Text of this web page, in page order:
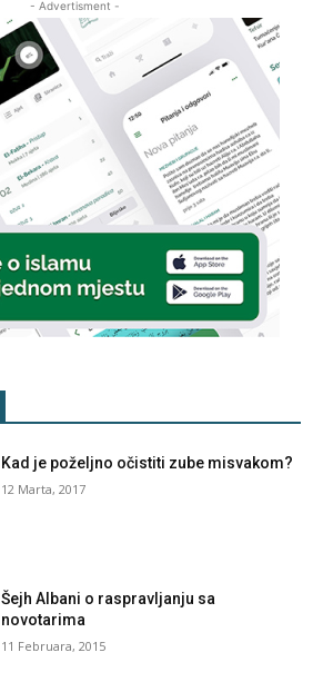
- Advertisment -
Kad je poželjno očistiti zube misvakom?
12 Marta, 2017
Šejh Albani o raspravljanju sa
novotarima
11 Februara, 2015